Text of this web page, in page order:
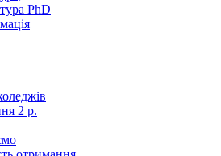
PhD
2 р.